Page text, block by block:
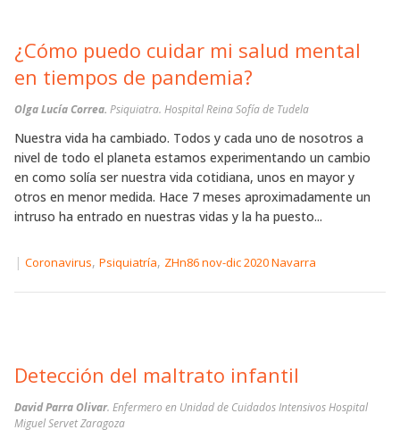
¿Cómo puedo cuidar mi salud mental
en tiempos de pandemia?
Olga Lucía Correa. Psiquiatra. Hospital Reina Sofía de Tudela
Nuestra vida ha cambiado. Todos y cada uno de nosotros a
nivel de todo el planeta estamos experimentando un cambio
en como solía ser nuestra vida cotidiana, unos en mayor y
otros en menor medida. Hace 7 meses aproximadamente un
intruso ha entrado en nuestras vidas y la ha puesto...
| Coronavirus, Psiquiatría, ZHn86 nov-dic 2020 Navarra
Detección del maltrato infantil
David Parra Olivar. Enfermero en Unidad de Cuidados Intensivos Hospital
Miguel Servet Zaragoza